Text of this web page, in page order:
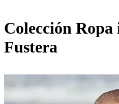
Colección
Fustera